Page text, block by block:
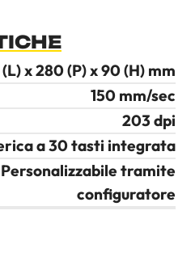
x 280 (P) x 90 (H) mm
150 mm/sec
203 dpi
a 30 tasti integrata
Personalizzabile tramite
configuratore